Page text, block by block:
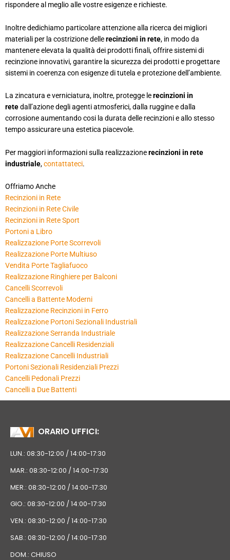
rispondere al meglio alle vostre esigenze e richieste.
Inoltre dedichiamo particolare attenzione alla ricerca dei migliori
materiali per la costrizione dellerecinzioni in rete, in modo da
mantenere elevata la qualità dei prodotti finali, offrire sistemi di
recinzione innovativi, garantire la sicurezza dei prodotti e progettare
sistemi in coerenza con esigenze di tutela e protezione dell’ambiente.
La zincatura e verniciatura, inoltre, protegge lerecinzioni in
retedall’azione degli agenti atmosferici, dalla ruggine e dalla
corrosione aumentando cosi la durata delle recinzioni e allo stesso
tempo assicurare una estetica piacevole.
Per maggiori informazioni sulla realizzazionerecinzioni in rete
industriale,contattateci.
Offriamo Anche
Recinzioni in Rete
Recinzioni in Rete Civile
Recinzioni in Rete Sport
Portoni a Libro
Realizzazione Porte Scorrevoli
Realizzazione Porte Multiuso
Vendita Porte Tagliafuoco
Realizzazione Ringhiere per Balconi
Cancelli Scorrevoli
Cancelli a Battente Moderni
Realizzazione Recinzioni in Ferro
Realizzazione Portoni Sezionali Industriali
Realizzazione Serranda Industriale
Realizzazione Cancelli Residenziali
Realizzazione Cancelli Industriali
Portoni Sezionali Residenziali Prezzi
Cancelli Pedonali Prezzi
Cancelli a Due Battenti
ORARIO UFFICI:
LUN.: 08:30-12:00 / 14:00-17:30
MAR.: 08:30-12:00 / 14:00-17:30
MER.: 08:30-12:00 / 14:00-17:30
GIO.: 08:30-12:00 / 14:00-17:30
VEN.: 08:30-12:00 / 14:00-17:30
SAB.: 08:30-12:00 / 14:00-17:30
DOM.: CHIUSO